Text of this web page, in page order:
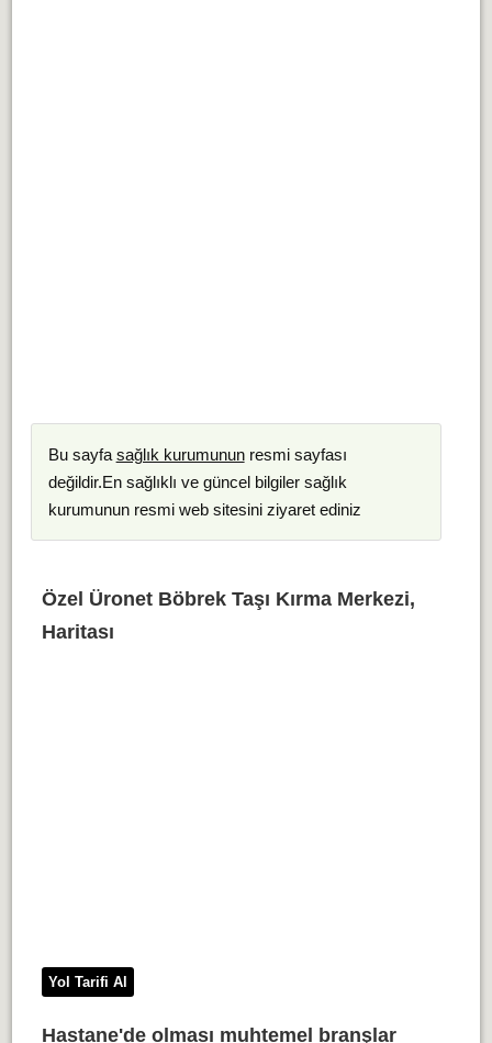
Bu sayfa sağlık kurumununresmi sayfası
değildir.En sağlıklı ve güncel bilgiler sağlık
kurumunun resmi web sitesini ziyaret ediniz
Özel Üronet Böbrek Taşı Kırma Merkezi,
Haritası
Yol Tarifi Al
Hastane'de olması muhtemel branşlar